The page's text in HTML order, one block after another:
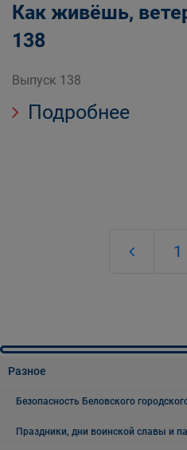
Как живёшь,
138
Выпуск 138
Подробнее
1
Разное
Безопасность Беловского
Праздники, дни воинской славы и